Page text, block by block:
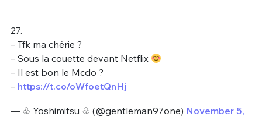
27.
– Tfk ma chérie ?
– Sous la couette devant Netflix
– Il est bon le Mcdo ?
– https://t.co/oWfoetQnHj
— ♧ Yoshimitsu ♧ (@gentleman97one) November 5,